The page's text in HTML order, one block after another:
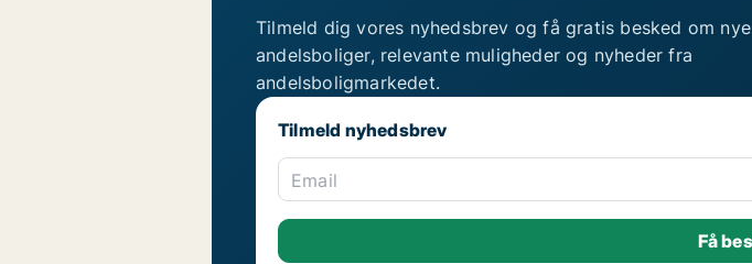
Tilmeld dig vores nyhedsbrev og få gratis besked om nye
andelsboliger, relevante muligheder og nyheder fra
andelsboligmarkedet.
Tilmeld nyhedsbrev
Email